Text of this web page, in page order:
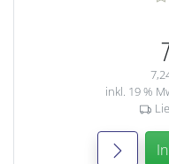
inkl. 19 %